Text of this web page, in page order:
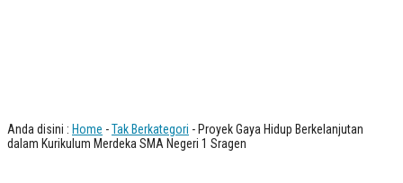
Anda disini : Home -Tak Berkategori - Proyek Gaya Hidup Berkelanjutan
dalam Kurikulum Merdeka SMA Negeri 1 Sragen